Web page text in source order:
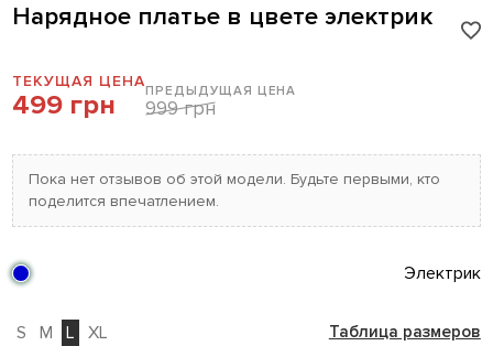
Нарядное платье в цвете электрик
ТЕКУЩАЯ ЦЕНА
499 грн ПРЕДЫДУЩАЯ ЦЕНА
999 грн
Пока нет отзывов об этой модели. Будьте первыми, кто
поделится впечатлением.
Электрик
S M L XL Таблица размеров